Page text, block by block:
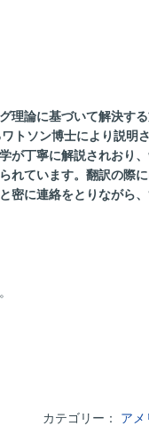
理論に基づいて解決す
トソン博士により説明
が丁寧に解説されおり
れています。翻訳の際
密に連絡をとりながら
カテゴリー： アメ